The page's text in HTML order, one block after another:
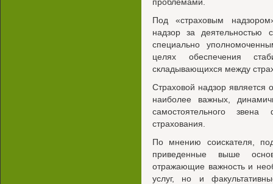
Под «страховым
надзор за деятельностью
специально
целях обеспечения
складывающихся между
Страховой надзор является
наиболее важных,
самостоятельного
страхования.
По мнению соискателя,
приведенные выше
отражающие важность и
услуг, но и